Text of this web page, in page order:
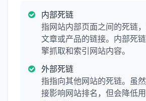
内部死链
指网站内部页面之间的死链
文章或产品的链接。内部死
擎抓取和索引网站内容。
外部死链
指指向其他网站的死链。虽
接影响网站排名，但会降低